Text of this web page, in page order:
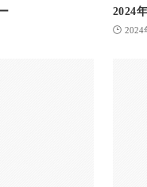
2024
2024